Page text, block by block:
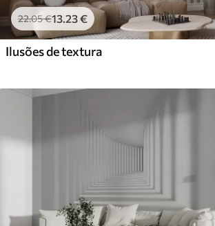
22.05€13 .23€
Ilusões de textura